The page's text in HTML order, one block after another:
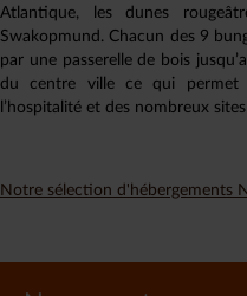
Atlantique, les dunes
Swakopmund. Chacun des 9
par une passerelle de bois
du centre ville ce qui
l’hospitalité et des nombreux
Notre sélection d'hébergements